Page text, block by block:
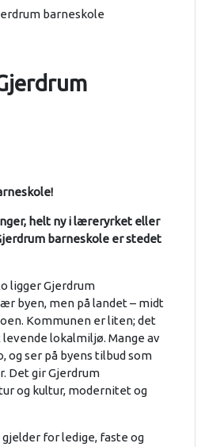
helt ny i læreryrket eller
barneskole er stedet
ligger Gjerdrum
byen, men på landet – midt
Kommunen er liten; det
lokalmiljø. Mange av
og ser på byens tilbud som
Det gir Gjerdrum
og kultur, modernitet og
for ledige, faste og